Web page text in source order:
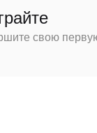
свою